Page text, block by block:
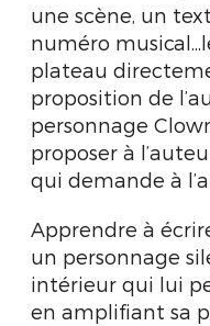
une scène, un
numéro
plateau
proposition de
personnage
proposer à
qui demande à
Apprendre à
un personnage
intérieur qui lui
en amplifiant sa